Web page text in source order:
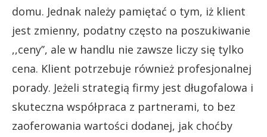
domu. Jednak należy pamiętać o tym, iż klient
jest zmienny, podatny często na poszukiwanie
,,ceny’’, ale w handlu nie zawsze liczy się tylko
cena. Klient potrzebuje również profesjonalnej
porady. Jeżeli strategią firmy jest długofalowa i
skuteczna współpraca z partnerami, to bez
zaoferowania wartości dodanej, jak choćby